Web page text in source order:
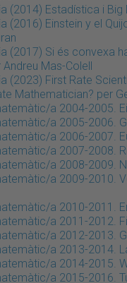
(2014) Estadística i Big
(2016) Einstein y el
(2017) Si és convexa
Mas-Colell
(2023) First Rate
Mathematician? per
a 2004-2005.
a 2005-2006.
a 2006-2007.
a 2007-2008.
a 2008-2009.
a 2009-2010.
a 2010-2011.
a 2011-2012.
a 2012-2013.
a 2013-2014.
a 2014-2015.
a 2015-2016.